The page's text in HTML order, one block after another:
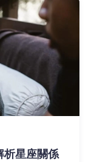
析星座關係